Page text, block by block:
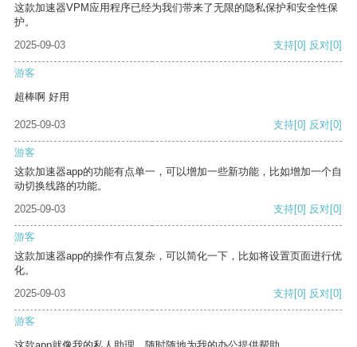
这款加速器VPM应用程序已经为我们带来了无限的隐私保护和安全性保
护。
2025-09-03
支持[0] 反对[0]
游客
超棒啊 好用
2025-09-03 支持[0] 反对[0]
游客
这款加速器app的功能有点单一，可以增加一些新功能，比如增加一个自
动切换线路的功能。
2025-09-03
支持[0] 反对[0]
游客
这款加速器app的操作有点复杂，可以简化一下，比如将设置页面进行优
化。
2025-09-03
支持[0] 反对[0]
游客